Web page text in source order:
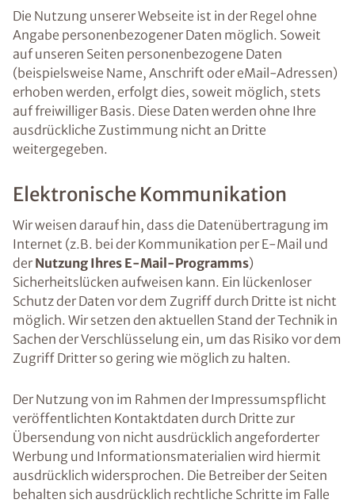
Die Nutzung unserer Webseite ist in der Regel ohne
Angabe personenbezogener Daten möglich. Soweit
auf unseren Seiten personenbezogene Daten
(beispielsweise Name, Anschrift oder eMail-Adressen)
erhoben werden, erfolgt dies, soweit möglich, stets
auf freiwilliger Basis. Diese Daten werden ohne Ihre
ausdrückliche Zustimmung nicht an Dritte
weitergegeben.
Elektronische Kommunikation
Wir weisen darauf hin, dass die Datenübertragung im
Internet (z.B. bei der Kommunikation per E-Mail und
der Nutzung Ihres E-Mail-Programms)
Sicherheitslücken aufweisen kann. Ein lückenloser
Schutz der Daten vor dem Zugriff durch Dritte ist nicht
möglich. Wir setzen den aktuellen Stand der Technik in
Sachen der Verschlüsselung ein, um das Risiko vor dem
Zugriff Dritter so gering wie möglich zu halten.
Der Nutzung von im Rahmen der Impressumspflicht
veröffentlichten Kontaktdaten durch Dritte zur
Übersendung von nicht ausdrücklich angeforderter
Werbung und Informationsmaterialien wird hiermit
ausdrücklich widersprochen. Die Betreiber der Seiten
behalten sich ausdrücklich rechtliche Schritte im Falle